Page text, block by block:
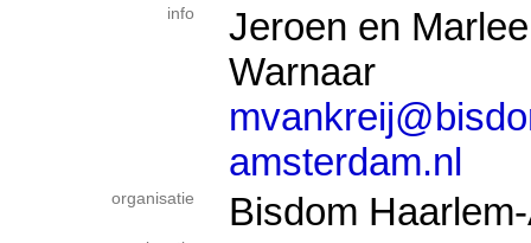
info
Jeroen en
Warnaar
amsterdam.nl
organisatie Bisdom